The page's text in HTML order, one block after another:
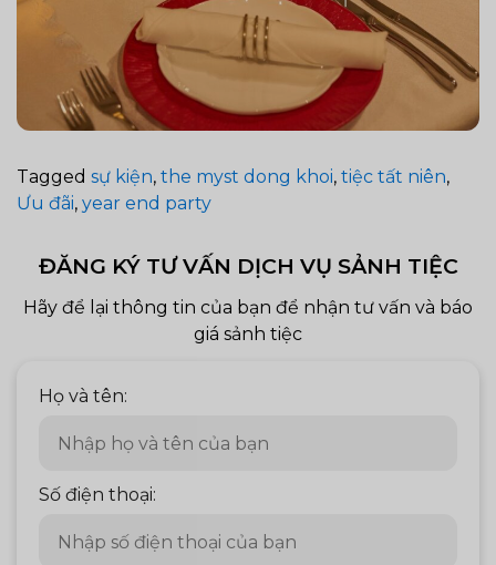
Tagged sự kiện, the myst dong khoi, tiệc tất niên,
Ưu đãi, year end party
ĐĂNG KÝ TƯ VẤN DỊCH VỤ SẢNH TIỆC
Hãy để lại thông tin của bạn để nhận tư vấn và báo
giá sảnh tiệc
Họ và tên:
Số điện thoại: